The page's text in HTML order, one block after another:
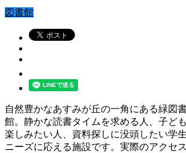
図書館
自然豊かなあすみが丘の一角にある緑図
館。静かな読書タイムを求める人、子ど
楽しみたい人、資料探しに没頭したい学
ニーズに応える施設です。実際のアクセ